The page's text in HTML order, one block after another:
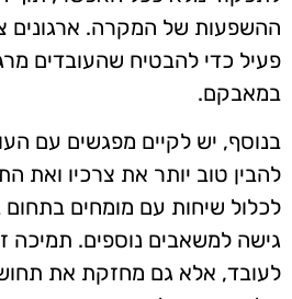
ההשפעות של המקרה. ארגונים
פעיל כדי להבטיח שהעובדים
במאבקם.
בנוסף, יש לקיים מפגשים עם
להבין טוב יותר את צרכיו ואת
לכלול שיחות עם מומחים
גישה למשאבים נוספים. תמיכה
לעובד, אלא גם מחזקת את